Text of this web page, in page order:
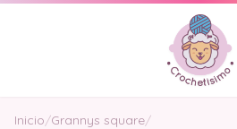
Inicio/Grannys square/